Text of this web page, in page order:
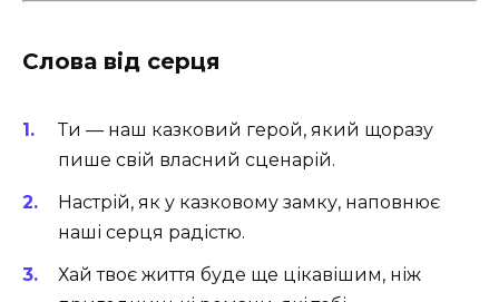
Слова від серця
Ти — наш казковий герой, який щоразу
пише свій власний сценарій.
Настрій, як у казковому замку, наповнює
наші серця радістю.
Хай твоє життя буде ще цікавішим, ніж